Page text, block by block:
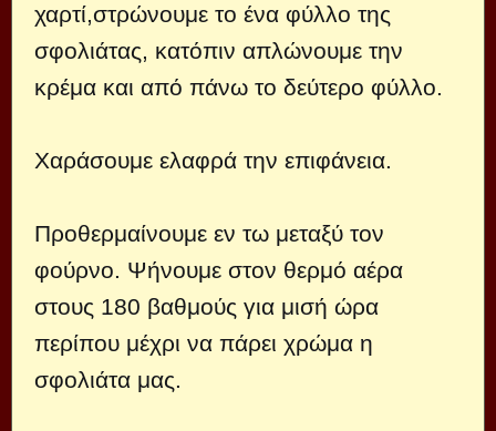
χαρτί,στρώνουμε το ένα φύλλο της
σφολιάτας, κατόπιν απλώνουμε την
κρέμα και από πάνω το δεύτερο φύλλο.
Χαράσουμε ελαφρά την επιφάνεια.
Προθερμαίνουμε εν τω μεταξύ τον
φούρνο. Ψήνουμε στον θερμό αέρα
στους 180 βαθμούς για μισή ώρα
περίπου μέχρι να πάρει χρώμα η
σφολιάτα μας.